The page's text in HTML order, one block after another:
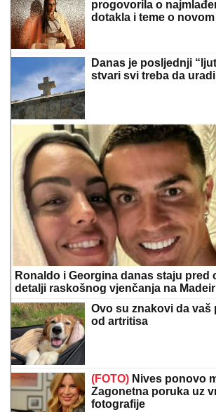
progovorila o
dotakla i teme o
Danas je posljednji
stvari svi treba da
Ronaldo i Georgina danas staju pred
detalji raskošnog vjenčanja na
Ovo su znakovi da vaš
od artritisa
(FOTO) Nives ponovo
Zagonetna poruka uz
fotografije